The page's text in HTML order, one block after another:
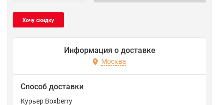
Информация о доставке
Москва
Способ доставки
Курьер Boxberry